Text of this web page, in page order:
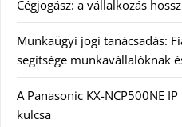
Cégjogász: a vállalkozás
Munkaügyi jogi tanácsadás:
segítsége munkavállalóknak
A Panasonic KX-NCP500NE
kulcsa